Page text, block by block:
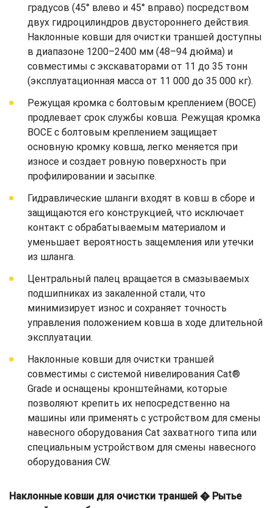
градусов (45° влево и 45° вправо) посредством
двух гидроцилиндров двустороннего действия.
Наклонные ковши для очистки траншей доступны
в диапазоне 1200–2400 мм (48–94 дюйма) и
совместимы с экскаваторами от 11 до 35 тонн
(эксплуатационная масса от 11 000 до 35 000 кг).
Режущая кромка с болтовым креплением (BOCE)
продлевает срок службы ковша. Режущая кромка
BOCE с болтовым креплением защищает
основную кромку ковша, легко меняется при
износе и создает ровную поверхность при
профилировании и засыпке.
Гидравлические шланги входят в ковш в сборе и
защищаются его конструкцией, что исключает
контакт с обрабатываемым материалом и
уменьшает вероятность защемления или утечки
из шланга.
Центральный палец вращается в смазываемых
подшипниках из закаленной стали, что
минимизирует износ и сохраняет точность
управления положением ковша в ходе длительной
эксплуатации.
Наклонные ковши для очистки траншей
совместимы с системой нивелирования Cat®
Grade и оснащены кронштейнами, которые
позволяют крепить их непосредственно на
машины или применять с устройством для смены
навесного оборудования Cat захватного типа или
специальным устройством для смены навесного
оборудования CW.
Наклонные ковши для очистки траншей � Рытье